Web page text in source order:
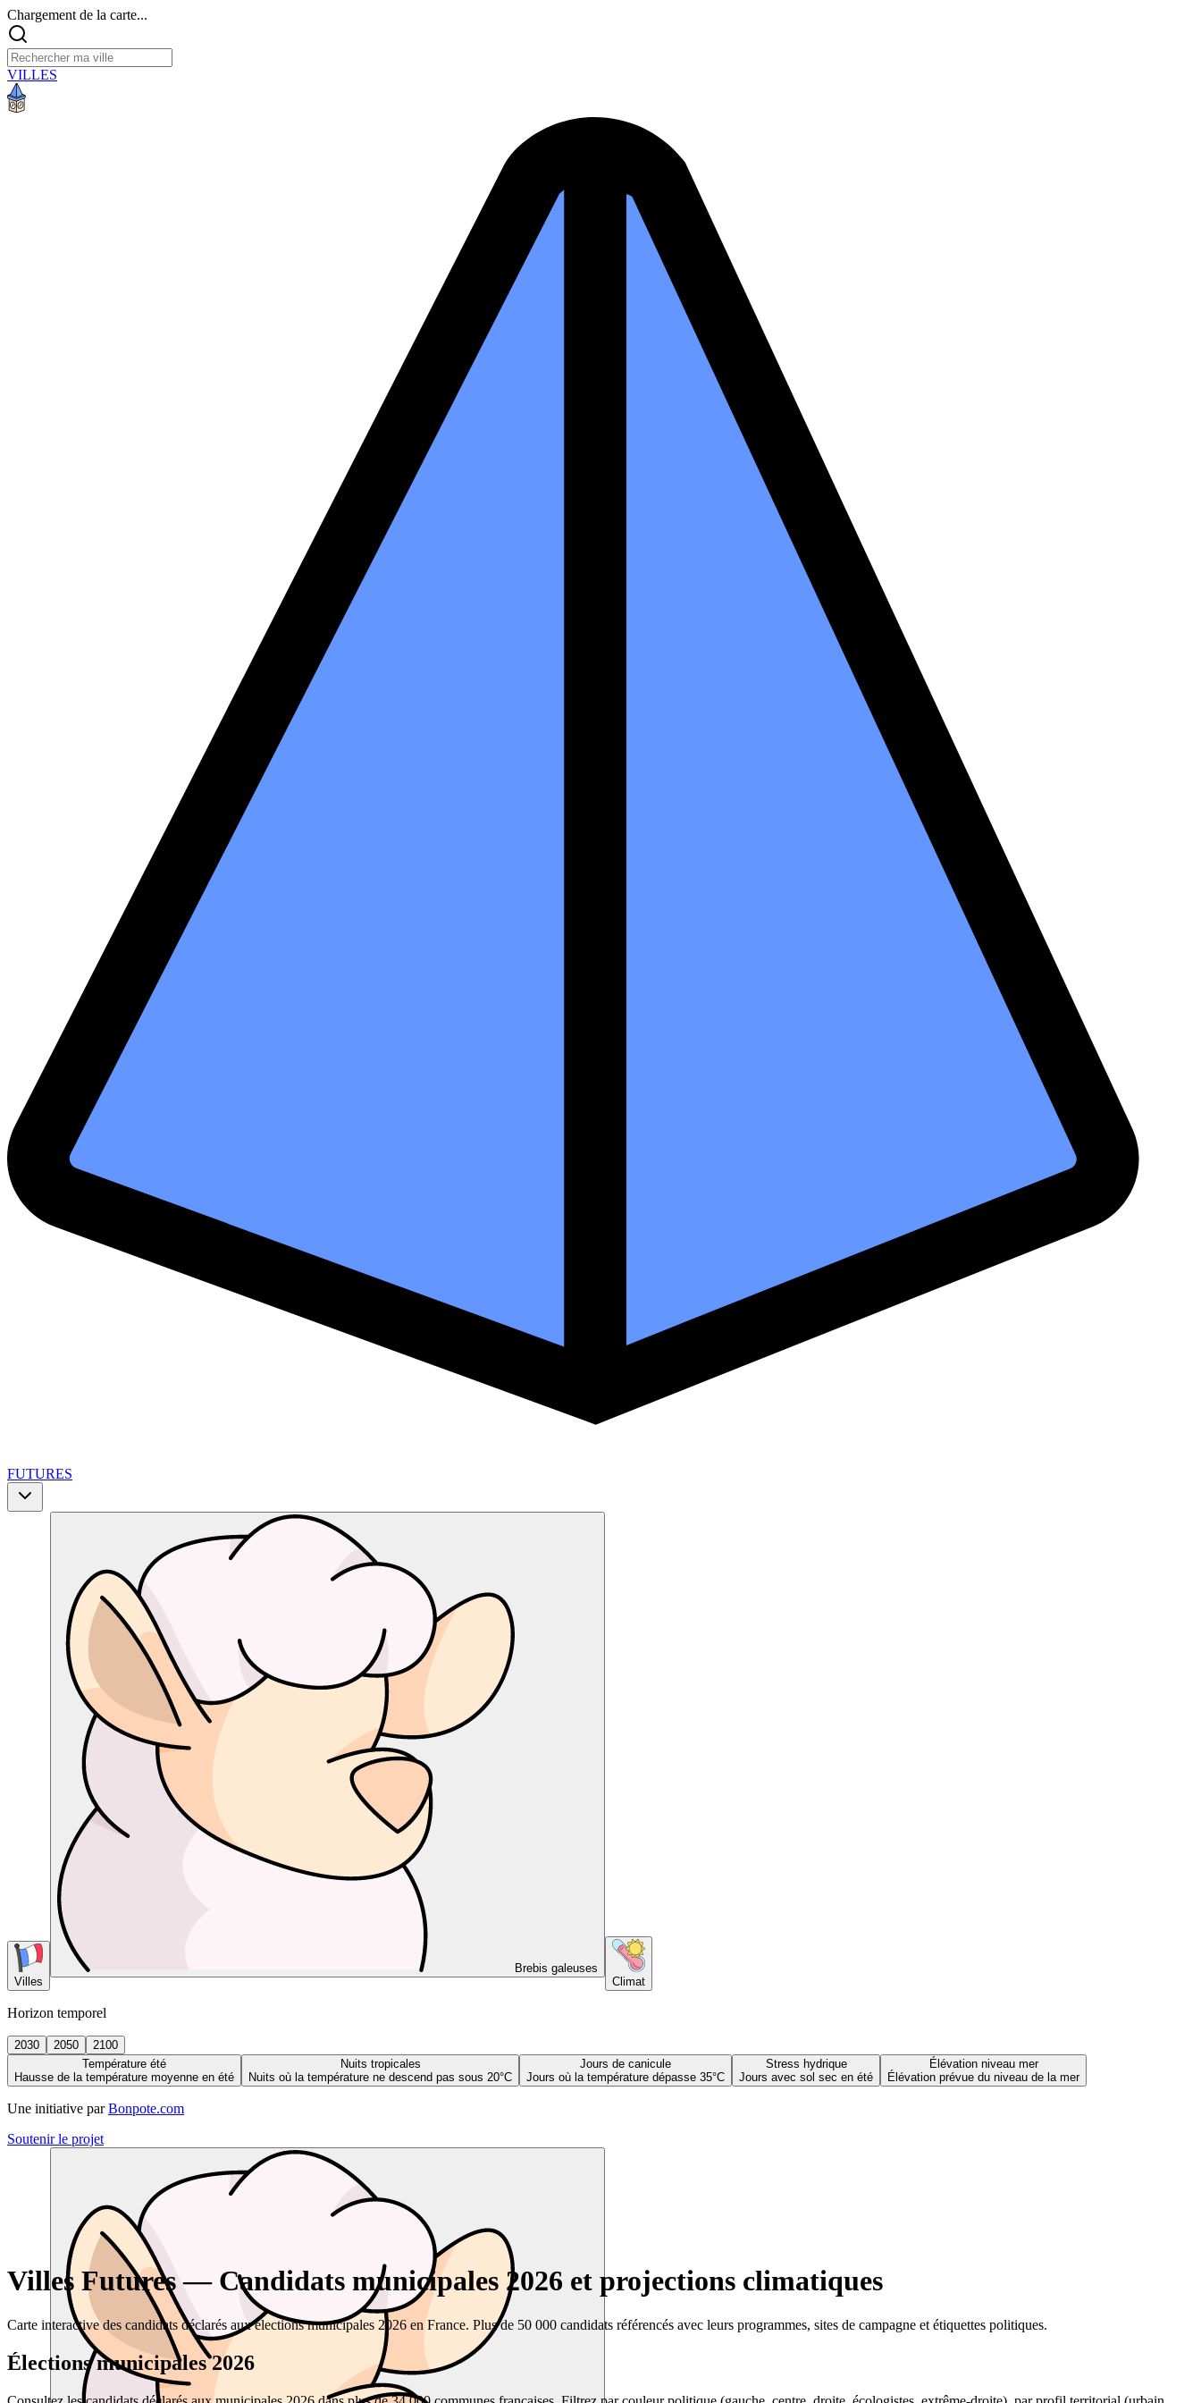
Chargement de la carte...
VILLES
FUTURES
Villes
Brebis galeuses
Climat
Horizon temporel
2030 2050
2100
Température été
Hausse de la température moyenne en été
Nuits tropicales
Nuits où la température ne descend pas sous 20°C
Jours de canicule
Jours où la température dépasse 35°C
Stress hydrique
Jours avec sol sec en été
Élévation niveau mer
Élévation prévue du niveau de la mer
Une initiative par Bonpote.com
Soutenir le projet
Villes Futures — Candidats municipales 2026 et projections climatiques
Carte interactive des candidats déclarés aux élections municipales 2026 en France. Plus de 50 000 candidats référencés avec leurs programmes, sites de campagne et étiquettes politiques.
Élections municipales 2026